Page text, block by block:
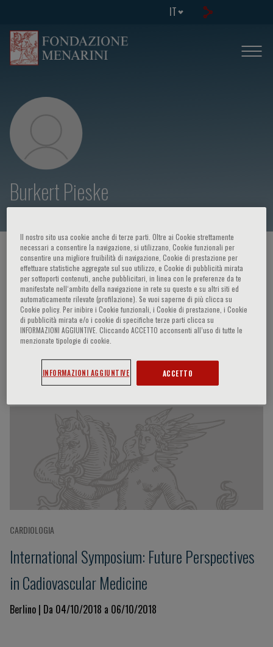
IT
Burkert Pieske
HOME PAGE / CORSI ED EVENTI / RELATORE
Burkert Pieske
Partecipazioni del relatore
CARDIOLOGIA
International Symposium: Future Perspectives
in Cadiovascular Medicine
Berlino | Da 04/10/2018 a 06/10/2018
Il nostro sito usa cookie anche di terze parti. Oltre ai Cookie strettamente
necessari a consentire la navigazione, si utilizzano, Cookie funzionali per
consentire una migliore fruibilità di navigazione, Cookie di prestazione per
effettuare statistiche aggregate sul suo utilizzo, e Cookie di pubblicità mirata
per sottoporti contenuti, anche pubblicitari, in linea con le preferenze da te
manifestate nell‘ambito della navigazione in rete su questo e su altri siti ed
automaticamente rilevate (profilazione). Se vuoi saperne di più clicca su
Cookie policy. Per inibire i Cookie funzionali, i Cookie di prestazione, i Cookie
di pubblicità mirata e/o i cookie di specifiche terze parti clicca su
INFORMAZIONI AGGIUNTIVE. Cliccando ACCETTO acconsenti all’uso di tutte le
menzionate tipologie di cookie.
INFORMAZIONI AGGIUNTIVE ACCETTO